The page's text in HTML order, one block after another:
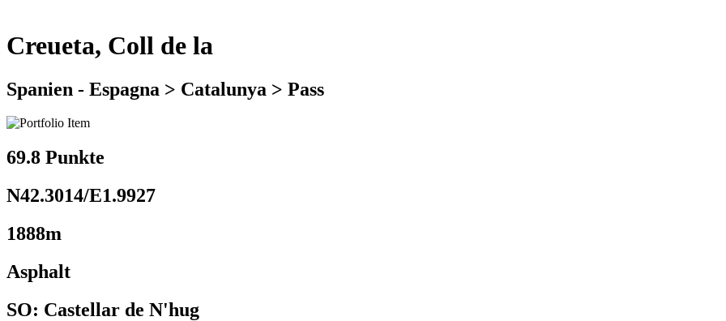
Creueta, Coll de la
Spanien - Espagna > Catalunya > Pass
69.8 Punkte
N42.3014/E1.9927
1888m
Asphalt
SO: Castellar de N'hug